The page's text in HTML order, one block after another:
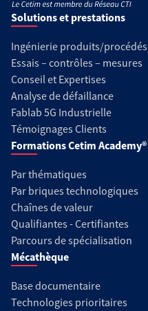
Solutions et prestations
Ingénierie produits/procédés
Essais – contrôles – mesures
Conseil et Expertises
Analyse de défaillance
Fablab 5G Industrielle
Témoignages Clients
Formations Cetim Academy®
Par thématiques
Par briques technologiques
Chaînes de valeur
Qualifiantes - Certifiantes
Parcours de spécialisation
Mécathèque
Base documentaire
Technologies prioritaires